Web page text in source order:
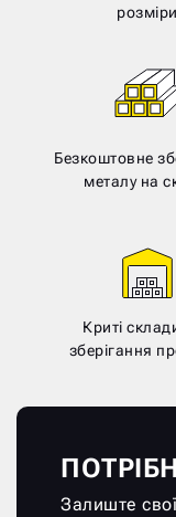
розміри
Безкоштовне
металу на
Криті
зберігання
Залиште